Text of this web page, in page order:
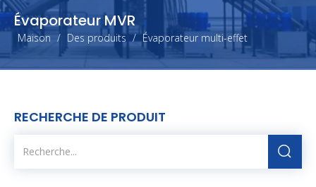
Évaporateur MVR
Maison / Des produits / Évaporateur multi-effet
RECHERCHE DE PRODUIT